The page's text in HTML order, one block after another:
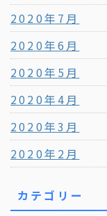
2020年7月
2020年6月
2020年5月
2020年4月
2020年3月
2020年2月
カテゴリー